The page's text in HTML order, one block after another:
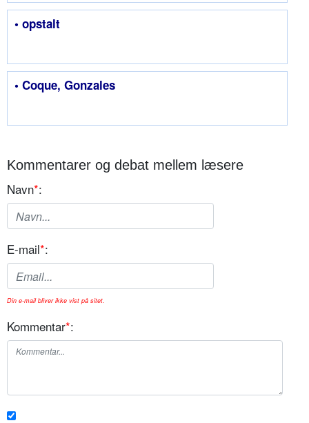
• opstalt
• Coque, Gonzales
Kommentarer og debat mellem læsere
Navn*:
E-mail*:
Din e-mail bliver ikke vist på sitet.
Kommentar*: